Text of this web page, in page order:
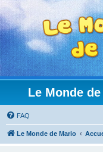
Le Monde
FAQ
Le Monde de Mario